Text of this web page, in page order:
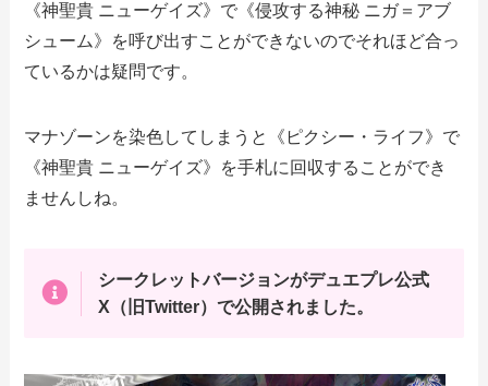
《神聖貴 ニューゲイズ》で《侵攻する神秘 ニガ＝アブ
シューム》を呼び出すことができないのでそれほど合っ
ているかは疑問です。
マナゾーンを染色してしまうと《ピクシー・ライフ》で
《神聖貴 ニューゲイズ》を手札に回収することができ
ませんしね。
シークレットバージョンがデュエプレ公式
X（旧Twitter）で公開されました。